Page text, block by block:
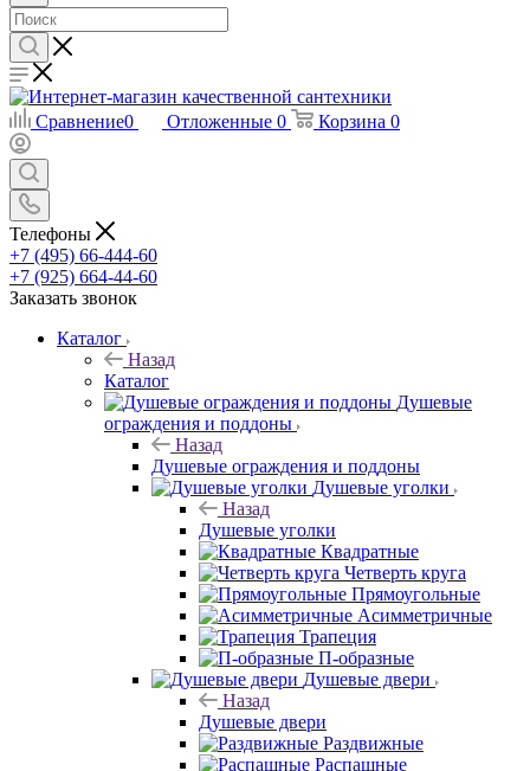
Сравнение0 Отложенные 0 Корзина 0
Телефоны
+7 (495) 66-444-60
+7 (925) 664-44-60
Заказать звонок
Каталог
Назад
Каталог
Душевые
ограждения и поддоны
Назад
Душевые ограждения и поддоны
Душевые уголки
Назад
Душевые уголки
Квадратные
Четверть круга
Прямоугольные
Асимметричные
Трапеция
П-образные
Душевые двери
Назад
Душевые двери
Раздвижные
Распашные